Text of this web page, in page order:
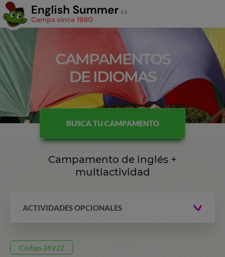
CAMPAMENTOS
DE IDIOMAS
BUSCA TU CAMPAMENTO
Campamento de inglés +
multiactividad
ACTIVIDADES OPCIONALES
Código 26V22